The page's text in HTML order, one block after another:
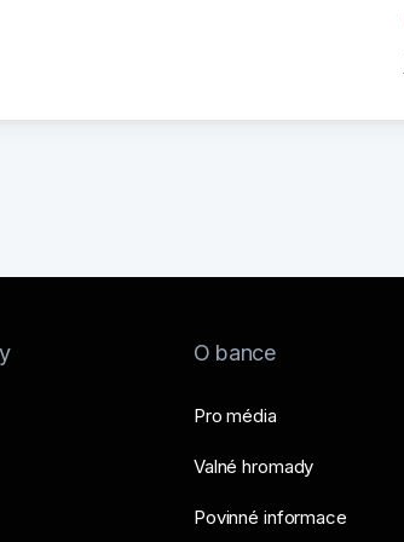
O bance
Pro média
Valné hromady
Povinné informace